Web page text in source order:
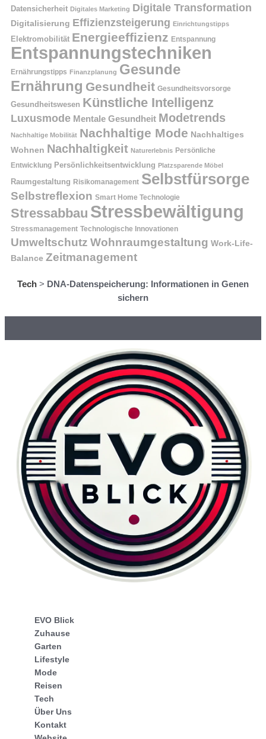
Datensicherheit Digitales Marketing Digitale Transformation
Digitalisierung Effizienzsteigerung Einrichtungstipps
Elektromobilität Energieeffizienz Entspannung
Entspannungstechniken
Ernährungstipps Finanzplanung Gesunde
Ernährung Gesundheit Gesundheitsvorsorge
Gesundheitswesen Künstliche Intelligenz
Luxusmode Mentale Gesundheit Modetrends
Nachhaltige Mobilität Nachhaltige Mode Nachhaltiges
Wohnen Nachhaltigkeit Naturerlebnis Persönliche
Entwicklung Persönlichkeitsentwicklung Platzsparende Möbel
Raumgestaltung Risikomanagement Selbstfürsorge
Selbstreflexion Smart Home Technologie
Stressabbau Stressbewältigung
Stressmanagement Technologische Innovationen
Umweltschutz Wohnraumgestaltung Work-Life-
Balance Zeitmanagement
Tech > DNA-Datenspeicherung: Informationen in Genen
sichern
EVO Blick
Zuhause
Garten
Lifestyle
Mode
Reisen
Tech
Über Uns
Kontakt